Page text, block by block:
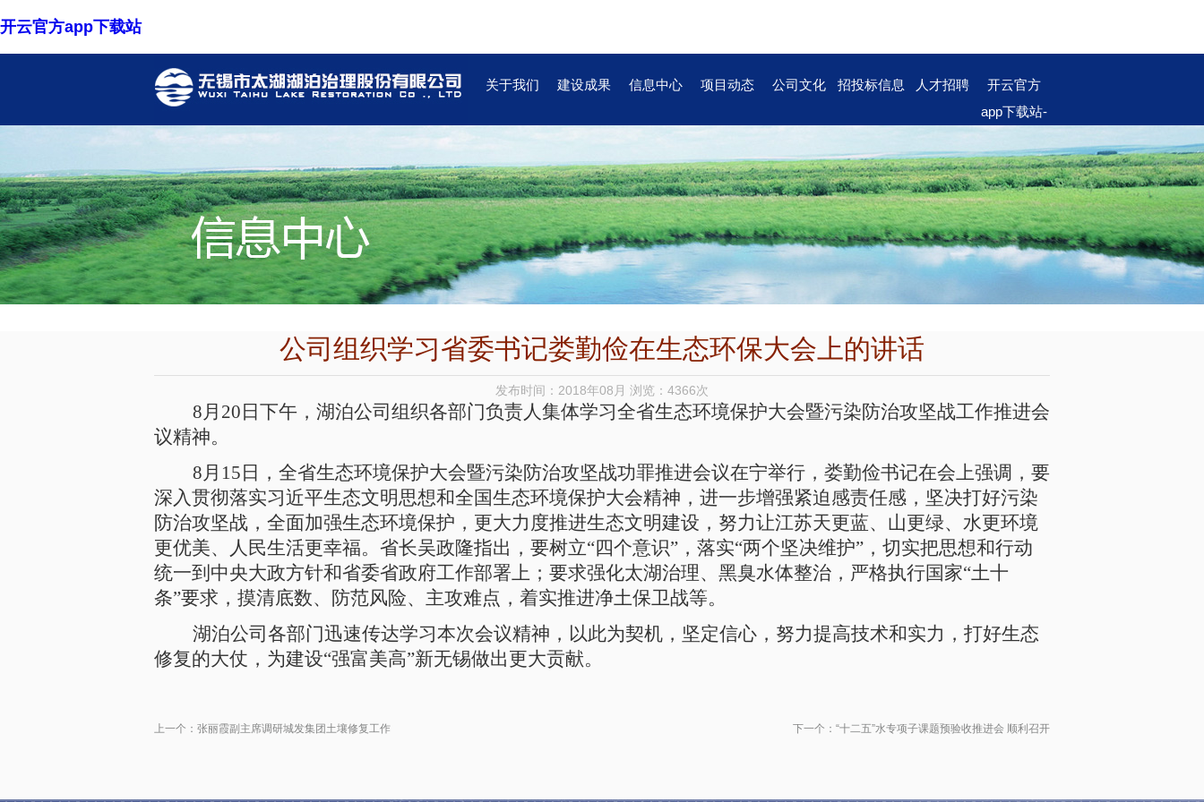
开云官方app下载站
关于我们 建设成果 信息中心 项目动态 公司文化 招投标信息 人才招聘
开云官方
app下载站-
国）
公司组织学习省委书记娄勤俭在生态环保大会上的讲话
发布时间：2018年08月 浏览：4366次
8月20日下午，湖泊公司组织各部门负责人集体学习全省生态环境保护大会暨污染防治攻坚战工作推进会
议精神。
8月15日，全省生态环境保护大会暨污染防治攻坚战功罪推进会议在宁举行，娄勤俭书记在会上强调，要
深入贯彻落实习近平生态文明思想和全国生态环境保护大会精神，进一步增强紧迫感责任感，坚决打好污染
防治攻坚战，全面加强生态环境保护，更大力度推进生态文明建设，努力让江苏天更蓝、山更绿、水更环境
更优美、人民生活更幸福。省长吴政隆指出，要树立“四个意识”，落实“两个坚决维护”，切实把思想和行动
统一到中央大政方针和省委省政府工作部署上；要求强化太湖治理、黑臭水体整治，严格执行国家“土十
条”要求，摸清底数、防范风险、主攻难点，着实推进净土保卫战等。
湖泊公司各部门迅速传达学习本次会议精神，以此为契机，坚定信心，努力提高技术和实力，打好生态
修复的大仗，为建设“强富美高”新无锡做出更大贡献。
上一个： 张丽霞副主席调研城发集团土壤修复工作 下一个： “十二五”水专项子课题预验收推进会 顺利召开